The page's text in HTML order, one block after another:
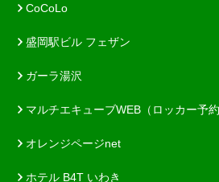
CoCoLo
盛岡駅ビル フェザン
ガーラ湯沢
マルチエキューブWEB（ロッカー予約
オレンジページnet
ホテル B4T いわき